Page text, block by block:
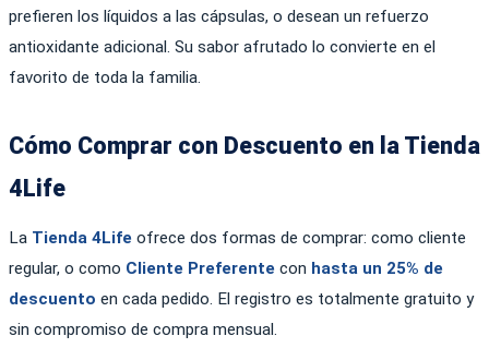
prefieren los líquidos a las cápsulas, o desean un refuerzo
antioxidante adicional. Su sabor afrutado lo convierte en el
favorito de toda la familia.
Cómo Comprar con Descuento en la Tienda
4Life
La Tienda 4Life ofrece dos formas de comprar: como cliente
regular, o como Cliente Preferente con hasta un 25% de
descuento en cada pedido. El registro es totalmente gratuito y
sin compromiso de compra mensual.